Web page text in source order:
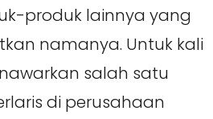
produk lainnya yang
namanya. Untuk kali
salah satu
di perusahaan